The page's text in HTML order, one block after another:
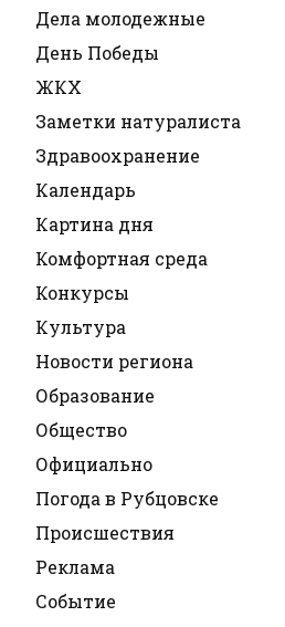
Дела молодежные
День Победы
ЖКХ
Заметки натуралиста
Здравоохранение
Календарь
Картина дня
Комфортная среда
Конкурсы
Культура
Новости региона
Образование
Общество
Официально
Погода в Рубцовске
Происшествия
Реклама
Событие